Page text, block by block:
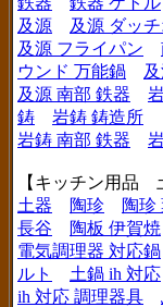
及源
及源 ダッ
及源 フライパン
ウンド 万能鍋
及源 南部 鉄器
鋳
岩鋳 鋳造所
岩鋳 南部 鉄器
【キッチン用品
土器
陶珍 陶珍
長谷
陶板 伊賀焼
電気調理器 対応鍋
ルト
土鍋 ih 対応
ih 対応 調理器具